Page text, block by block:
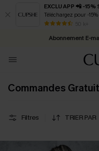
EXCLU APP 📲 -15%
Téléchargez pour -
50 k+
* Livraison
Abonnement E-
Commandes
Filtres TRIER PAR